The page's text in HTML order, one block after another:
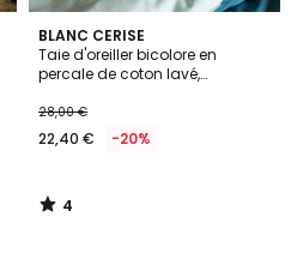
BLANC CERISE
Taie d'oreiller bicolore en
percale de coton lavé,
28,00 €
22,40 € -20%
4
/
5
4
/